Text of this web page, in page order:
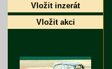
Vložit inzerát
Vložit akci